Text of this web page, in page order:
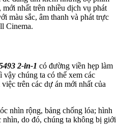
nhất trên nhiều dịch vụ phát
màu sắc, âm thanh và phát trực
Cinema.
2-in-1 có đường viền hẹp làm
chúng ta có thể xem các
trên các dự án mới nhất của
nhìn rộng, bảng chống lóa; hình
nhìn, do đó, chúng ta không bị giới